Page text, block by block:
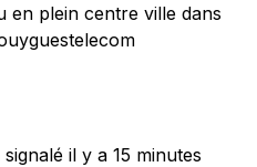
en plein centre ville dans
signalé il y a 15 minutes